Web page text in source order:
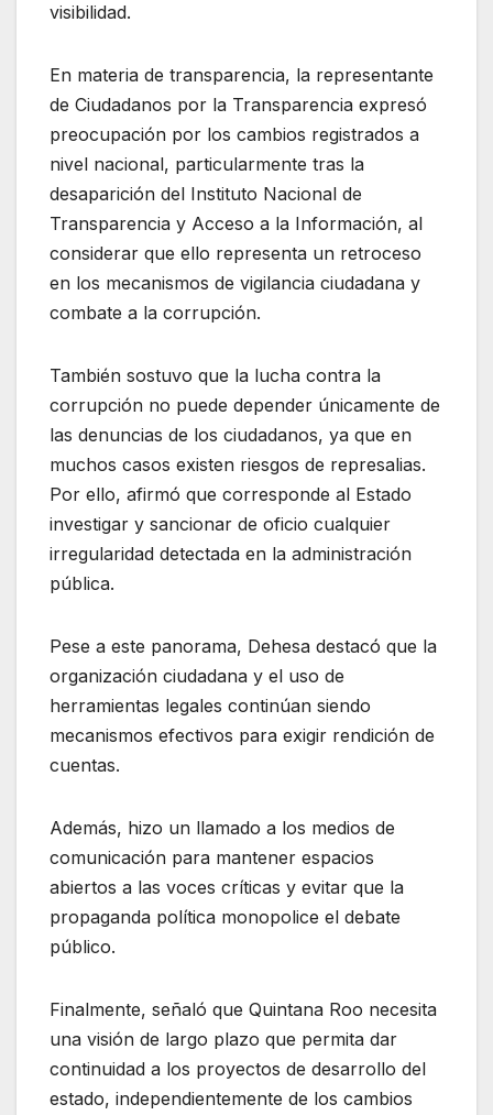
visibilidad.
En materia de transparencia, la representante
de Ciudadanos por la Transparencia expresó
preocupación por los cambios registrados a
nivel nacional, particularmente tras la
desaparición del Instituto Nacional de
Transparencia y Acceso a la Información, al
considerar que ello representa un retroceso
en los mecanismos de vigilancia ciudadana y
combate a la corrupción.
También sostuvo que la lucha contra la
corrupción no puede depender únicamente de
las denuncias de los ciudadanos, ya que en
muchos casos existen riesgos de represalias.
Por ello, afirmó que corresponde al Estado
investigar y sancionar de oficio cualquier
irregularidad detectada en la administración
pública.
Pese a este panorama, Dehesa destacó que la
organización ciudadana y el uso de
herramientas legales continúan siendo
mecanismos efectivos para exigir rendición de
cuentas.
Además, hizo un llamado a los medios de
comunicación para mantener espacios
abiertos a las voces críticas y evitar que la
propaganda política monopolice el debate
público.
Finalmente, señaló que Quintana Roo necesita
una visión de largo plazo que permita dar
continuidad a los proyectos de desarrollo del
estado, independientemente de los cambios